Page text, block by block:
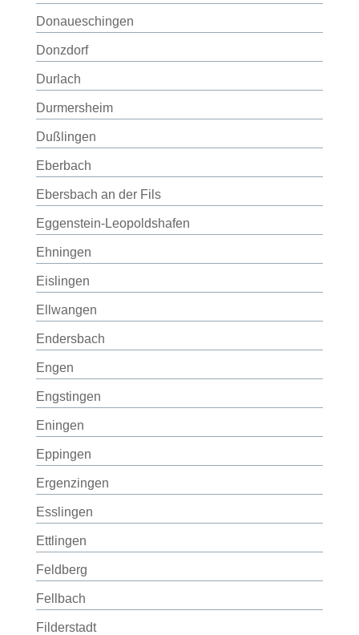
Donaueschingen
Donzdorf
Durlach
Durmersheim
Dußlingen
Eberbach
Ebersbach an der Fils
Eggenstein-Leopoldshafen
Ehningen
Eislingen
Ellwangen
Endersbach
Engen
Engstingen
Eningen
Eppingen
Ergenzingen
Esslingen
Ettlingen
Feldberg
Fellbach
Filderstadt